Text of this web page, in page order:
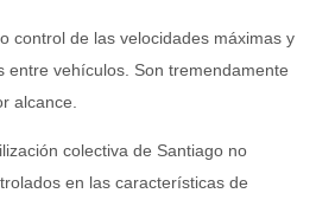
control de las velocidades máximas y
entre vehículos. Son tremendamente
alcance.
colectiva de Santiago no
en las características de